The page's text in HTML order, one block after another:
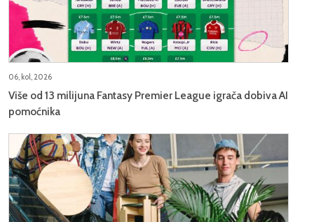
06, kol, 2026
Više od 13 milijuna Fantasy Premier League igrača dobiva AI
pomoćnika